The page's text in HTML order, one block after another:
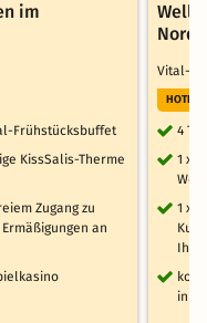
im
Frühstücksbuffet
KissSalis-Therme
Zugang zu
an
Vital-
4
1 x
1 x